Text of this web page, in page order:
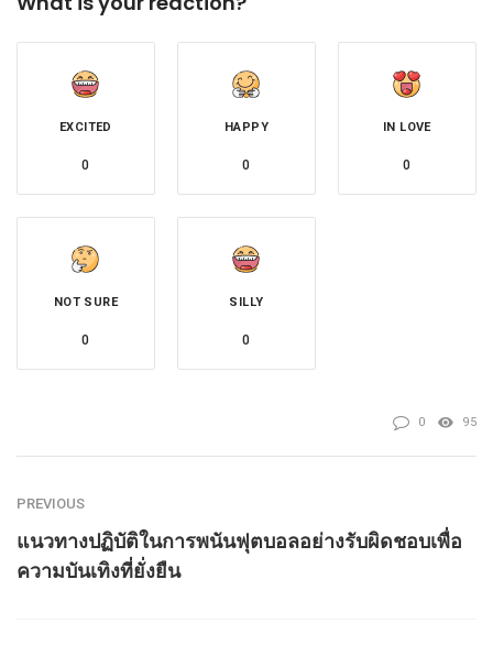
EXCITED
0
HAPPY
0
IN LOVE
0
NOT SURE
0
SILLY
0
0 95
PREVIOUS
แนวทางปฏิบัติในการพนันฟุตบอลอย่างรับผิดชอบเพื่อ
ความบันเทิงที่ยั่งยืน